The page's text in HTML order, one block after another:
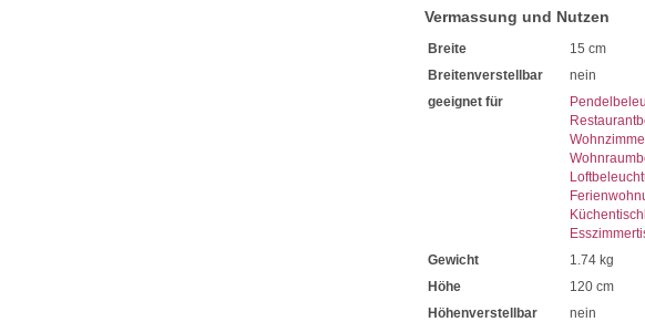
Vermassung und Nutzen
Breite
15 cm
Breitenverstellbar
nein
geeignet für
Gewicht
1.74 kg
Höhe
120 cm
Höhenverstellbar
nein